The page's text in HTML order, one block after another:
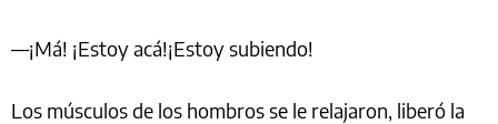
—¡Má! ¡Estoy acá!¡Estoy subiendo!
Los músculos de los hombros se le relajaron, liberó la